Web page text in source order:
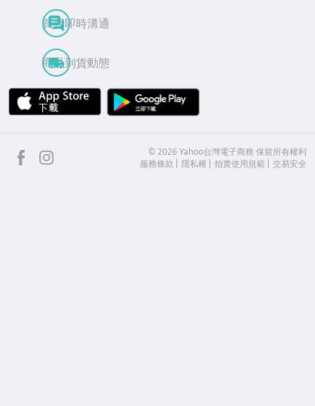
買賣即時溝通
商品到貨動態
APP Store
facebook ©2026 Yahoo台灣電子商務 保留所有權利
服務條款
隱私權 拍賣使用規範 交易安全